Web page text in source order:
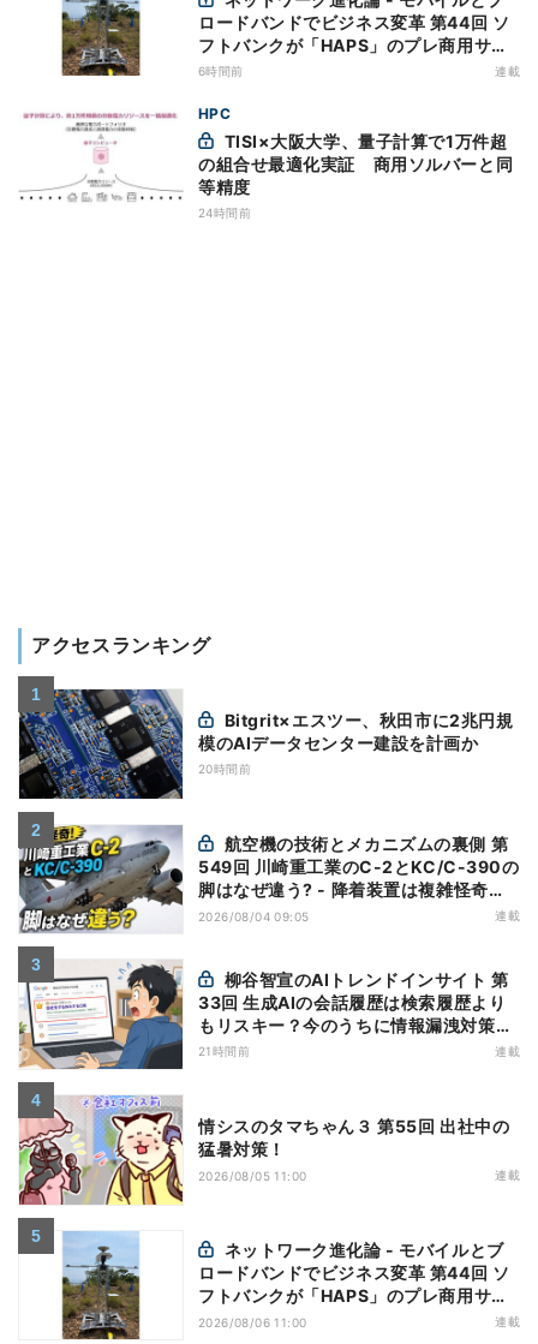
ロードバンドでビジネス変革 第44回 ソ
フトバンクが「HAPS」のプレ商用サー
ビス開始を表明、本格的な商用展開のめ
6時間前 連載
HPC
の組合せ最適化実証 商用ソルバーと同
等精度
24時間前
アクセスランキング
模のAIデータセンター建設を計画か
20時間前
549回 川崎重工業のC-2とKC/C-390の
脚はなぜ違う? - 降着装置は複雑怪奇
(5)|軍用輸送機(10)
2026/08/04 09:05 連載
33回 生成AIの会話履歴は検索履歴より
もリスキー？今のうちに情報漏洩対策を
万全にしておこう
21時間前 連載
情シスのタマちゃん３ 第55回 出社中の
猛暑対策！
2026/08/05 11:00 連載
ロードバンドでビジネス変革 第44回 ソ
フトバンクが「HAPS」のプレ商用サー
ビス開始を表明、本格的な商用展開のめ
2026/08/06 11:00 連載